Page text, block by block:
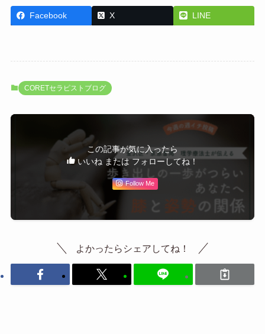
Facebook X LINE
CORETセラピストブログ
この記事が気に入ったら
いいね または フォローしてね！
Follow Me
よかったらシェアしてね！